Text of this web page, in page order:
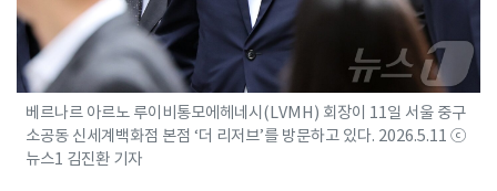
베르나르 아르노 루이비통모에헤네시(LVMH) 회장이 11일 서울 중구
소공동 신세계백화점 본점 ‘더 리저브’를 방문하고 있다. 2026.5.11 ⓒ
뉴스1 김진환 기자